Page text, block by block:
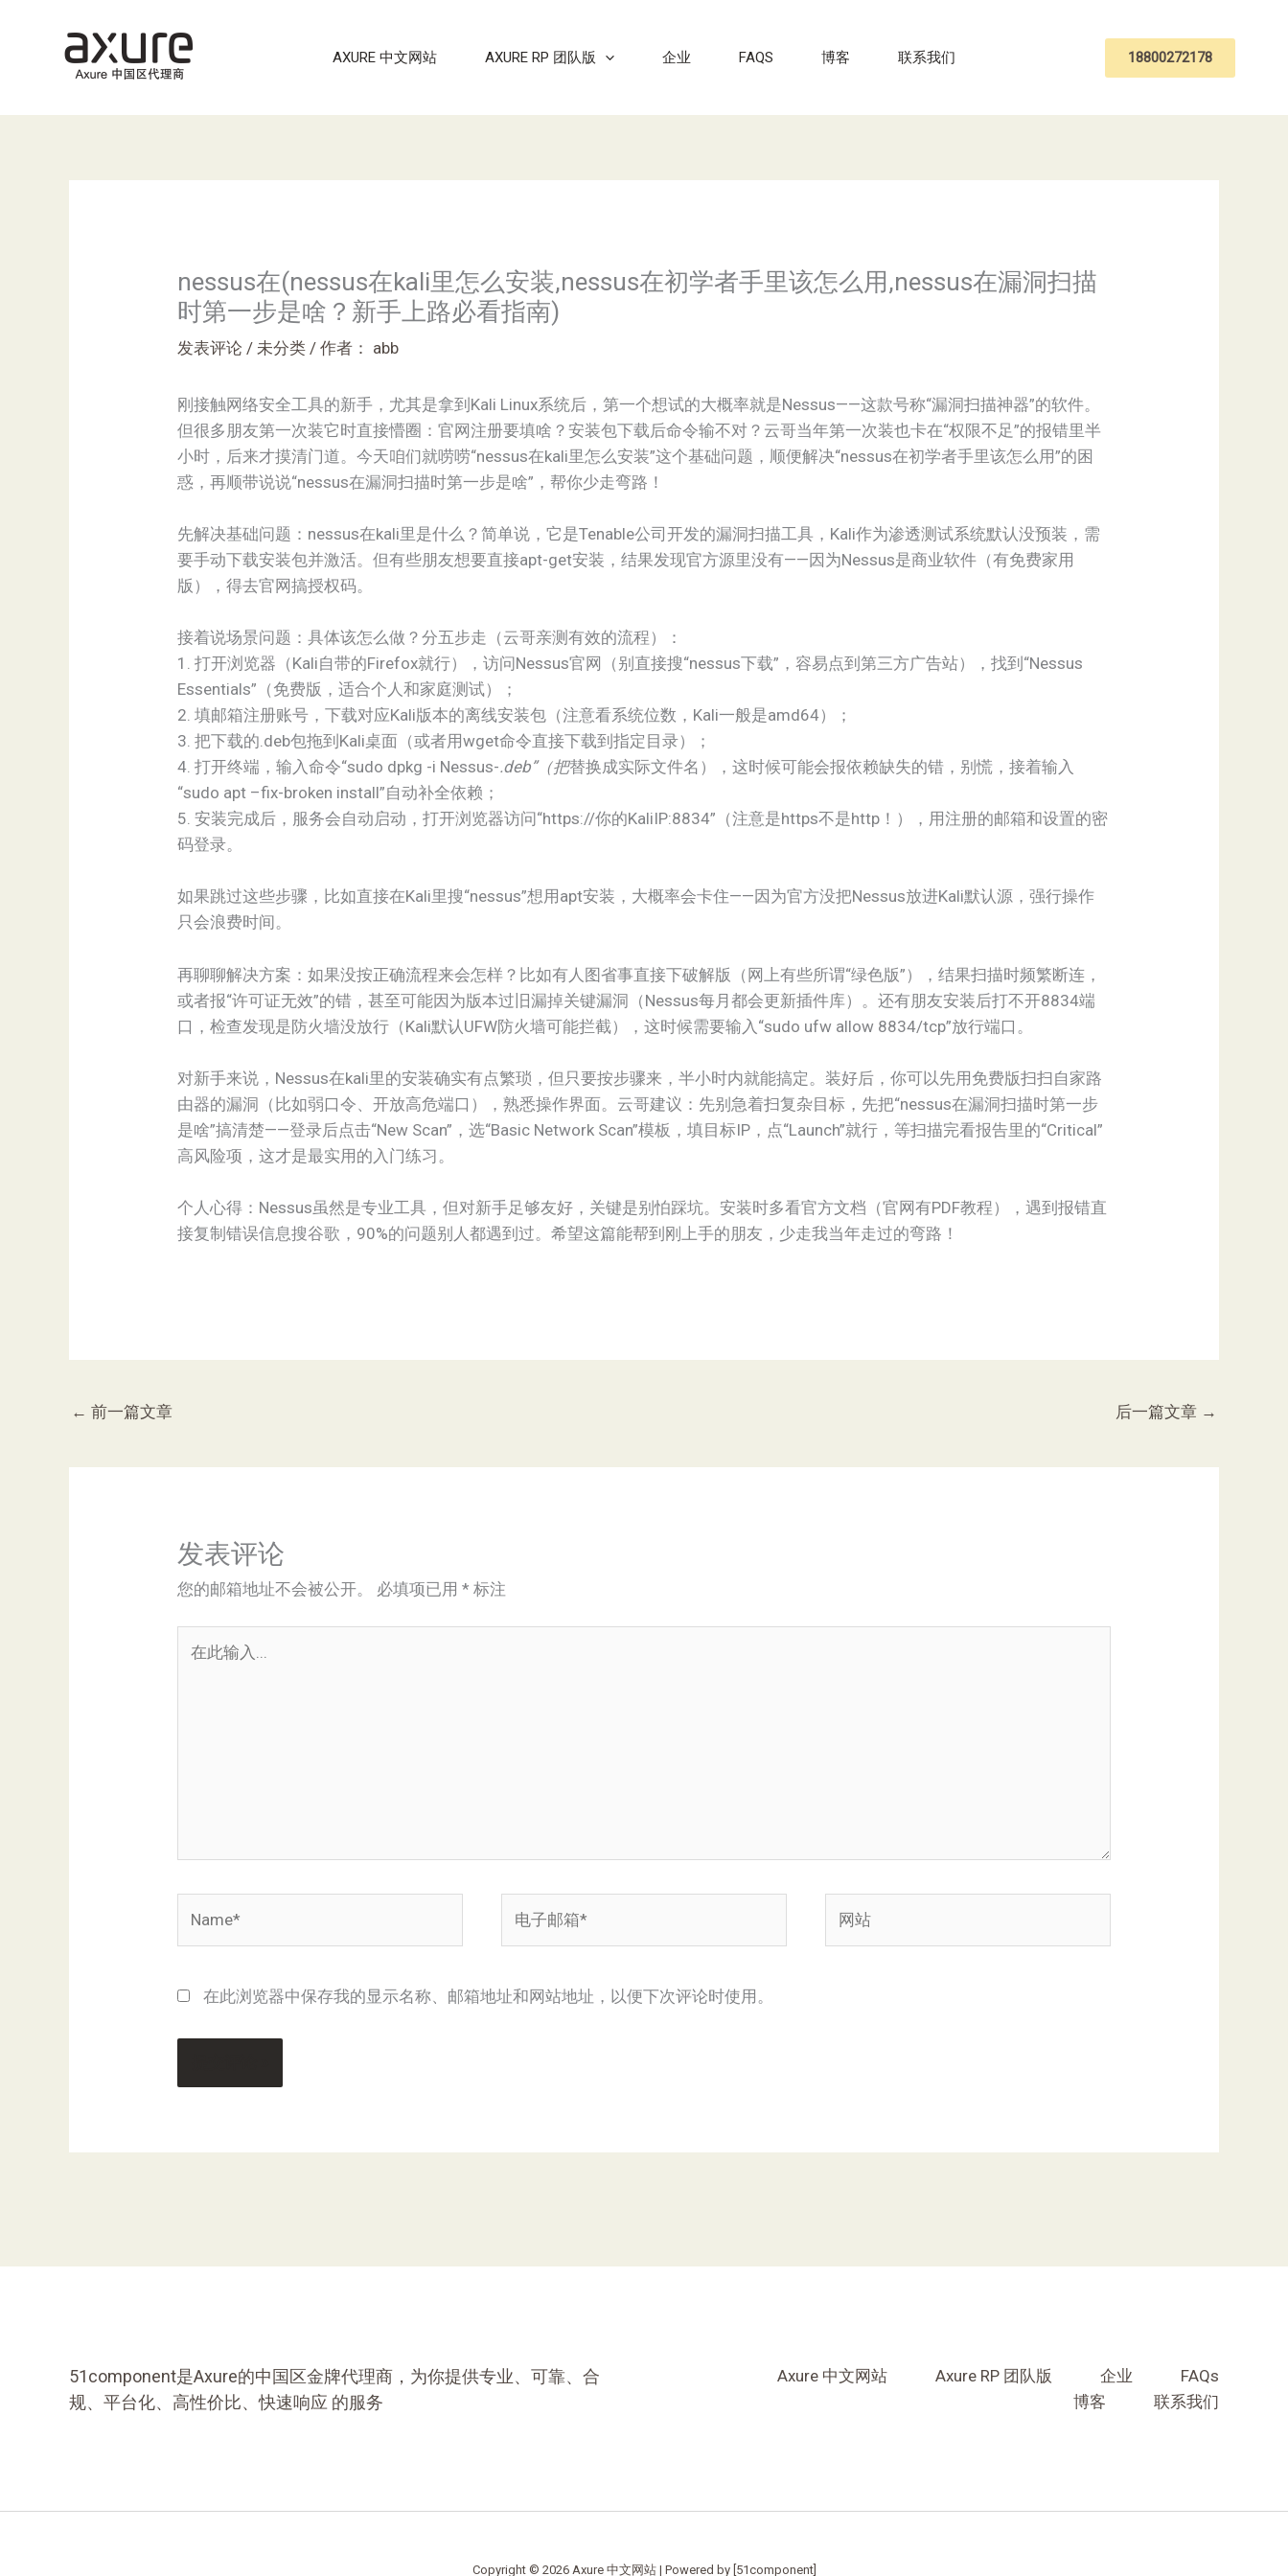
AXURE 中文网站 AXURE RP 团队版 企业 FAQS 博客 联系我们 18800272178
nessus在(nessus在kali里怎么安装,nessus在初学者手里该怎么用,nessus在漏洞扫描
时第一步是啥？新手上路必看指南)
发表评论 / 未分类 / 作者： abb
刚接触网络安全工具的新手，尤其是拿到Kali Linux系统后，第一个想试的大概率就是Nessus——这款号称“漏洞扫描神器”的软件。
但很多朋友第一次装它时直接懵圈：官网注册要填啥？安装包下载后命令输不对？云哥当年第一次装也卡在“权限不足”的报错里半
小时，后来才摸清门道。今天咱们就唠唠“nessus在kali里怎么安装”这个基础问题，顺便解决“nessus在初学者手里该怎么用”的困
惑，再顺带说说“nessus在漏洞扫描时第一步是啥”，帮你少走弯路！
先解决基础问题：nessus在kali里是什么？简单说，它是Tenable公司开发的漏洞扫描工具，Kali作为渗透测试系统默认没预装，需
要手动下载安装包并激活。但有些朋友想要直接apt-get安装，结果发现官方源里没有——因为Nessus是商业软件（有免费家用
版），得去官网搞授权码。
接着说场景问题：具体该怎么做？分五步走（云哥亲测有效的流程）：
1. 打开浏览器（Kali自带的Firefox就行），访问Nessus官网（别直接搜“nessus下载”，容易点到第三方广告站），找到“Nessus
Essentials”（免费版，适合个人和家庭测试）；
2. 填邮箱注册账号，下载对应Kali版本的离线安装包（注意看系统位数，Kali一般是amd64）；
3. 把下载的.deb包拖到Kali桌面（或者用wget命令直接下载到指定目录）；
4. 打开终端，输入命令“sudo dpkg -i Nessus-.deb”（把替换成实际文件名），这时候可能会报依赖缺失的错，别慌，接着输入
“sudo apt –fix-broken install”自动补全依赖；
5. 安装完成后，服务会自动启动，打开浏览器访问“https://你的KaliIP:8834”（注意是https不是http！），用注册的邮箱和设置的密
码登录。
如果跳过这些步骤，比如直接在Kali里搜“nessus”想用apt安装，大概率会卡住——因为官方没把Nessus放进Kali默认源，强行操作
只会浪费时间。
再聊聊解决方案：如果没按正确流程来会怎样？比如有人图省事直接下破解版（网上有些所谓“绿色版”），结果扫描时频繁断连，
或者报“许可证无效”的错，甚至可能因为版本过旧漏掉关键漏洞（Nessus每月都会更新插件库）。还有朋友安装后打不开8834端
口，检查发现是防火墙没放行（Kali默认UFW防火墙可能拦截），这时候需要输入“sudo ufw allow 8834/tcp”放行端口。
对新手来说，Nessus在kali里的安装确实有点繁琐，但只要按步骤来，半小时内就能搞定。装好后，你可以先用免费版扫扫自家路
由器的漏洞（比如弱口令、开放高危端口），熟悉操作界面。云哥建议：先别急着扫复杂目标，先把“nessus在漏洞扫描时第一步
是啥”搞清楚——登录后点击“New Scan”，选“Basic Network Scan”模板，填目标IP，点“Launch”就行，等扫描完看报告里的“Critical”
高风险项，这才是最实用的入门练习。
个人心得：Nessus虽然是专业工具，但对新手足够友好，关键是别怕踩坑。安装时多看官方文档（官网有PDF教程），遇到报错直
接复制错误信息搜谷歌，90%的问题别人都遇到过。希望这篇能帮到刚上手的朋友，少走我当年走过的弯路！
← 前一篇文章 后一篇文章 →
发表评论
您的邮箱地址不会被公开。 必填项已用* 标注
*
站
在此浏览器中保存我的显示名称、邮箱地址和网站地址，以便下次评论时使用。
51component是Axure的中国区金牌代理商，为你提供专业、可靠、合
规、平台化、高性价比、快速响应 的服务
Axure 中文网站 Axure RP 团队版 企业
FAQs
博客
联系我们
Copyright © 2026 Axure 中文网站 | Powered by [51component]